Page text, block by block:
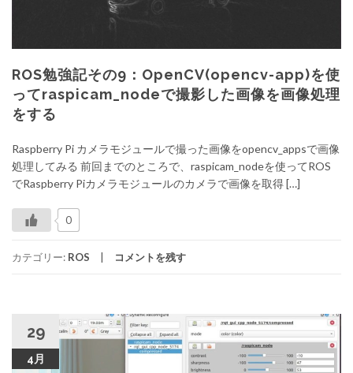
ROS勉強記その9：OpenCV(opencv-app)を使
ってraspicam_nodeで撮影した画像を画像処理
をする
Raspberry Pi カメラモジュールで撮った画像をopencv_appsで画像
処理してみる 前回までのところで、raspicam_nodeを使ってROS
でRaspberry Piカメラモジュールのカメラで画像を取得 […]
0
カテゴリー: ROS コメントを残す
29
4月